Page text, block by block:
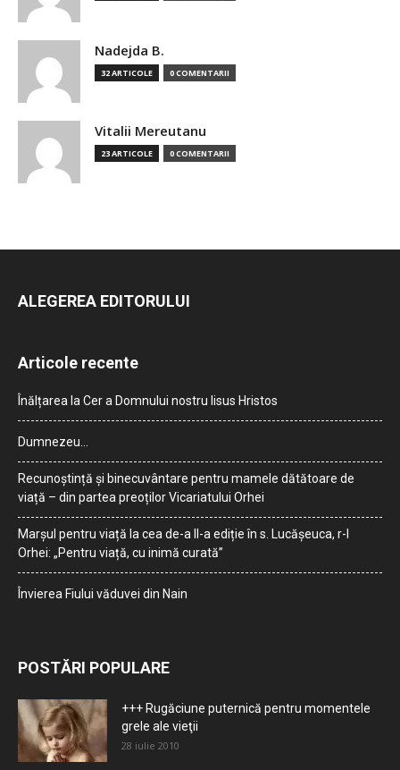
Nadejda B.
32 ARTICOLE 0 COMENTARII
Vitalii Mereutanu
23 ARTICOLE 0 COMENTARII
ALEGEREA EDITORULUI
Articole recente
Înălțarea la Cer a Domnului nostru Iisus Hristos
Dumnezeu…
Recunoștință și binecuvântare pentru mamele dătătoare de
viață – din partea preoților Vicariatului Orhei
Marșul pentru viață la cea de-a II-a ediție în s. Lucășeuca, r-l
Orhei: „Pentru viață, cu inimă curată”
Învierea Fiului văduvei din Nain
POSTĂRI POPULARE
+++ Rugăciune puternică pentru momentele
grele ale vieţii
28 iulie 2010